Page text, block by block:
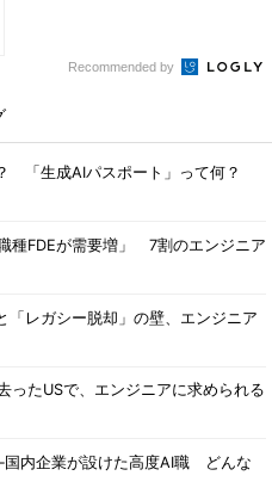
Recommended by
「生成AIパスポート」って何？
種FDEが需要増」 7割のエンジニア
レガシー脱却」の壁、エンジニア
ったUSで、エンジニアに求められる
内企業が設けた高度AI職 どんな